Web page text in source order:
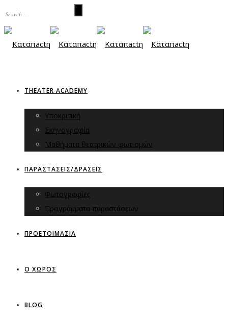
THEATER ACADEMY
Υποκριτική
Σκηνογραφία
Μαθήματα θεατρικών φωτισμών
ΠΑΡΑΣΤΑΣΕΙΣ/ΔΡΑΣΕΙΣ
Φωτογραφίες
Προγράμματα παραστάσεων
ΠΡΟΕΤΟΙΜΑΣΙΑ
Ο ΧΩΡΟΣ
BLOG